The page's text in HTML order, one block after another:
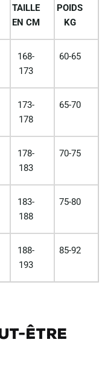
TAILLE
EN CM
POIDS
KG
168-
173
60-65
173-
178
65-70
178-
183
70-75
183-
188
75-80
188-
193
85-92
être